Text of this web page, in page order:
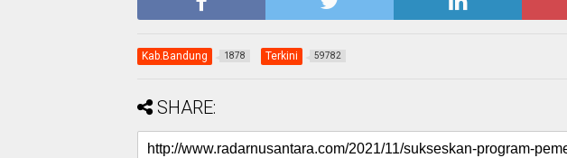
Kab.Bandung 1878 Terkini 59782
SHARE: